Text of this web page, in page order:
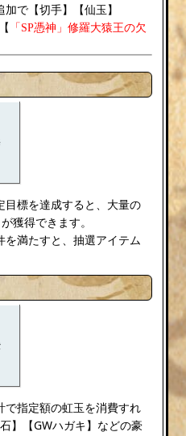
加で【切手】【仙玉】
「SP憑神」修羅大猿王の欠
目標を達成すると、大量の
が獲得できます。
を満たすと、抽選アイテム
で指定額の虹玉を消費すれ
】【GWハガキ 】などの豪